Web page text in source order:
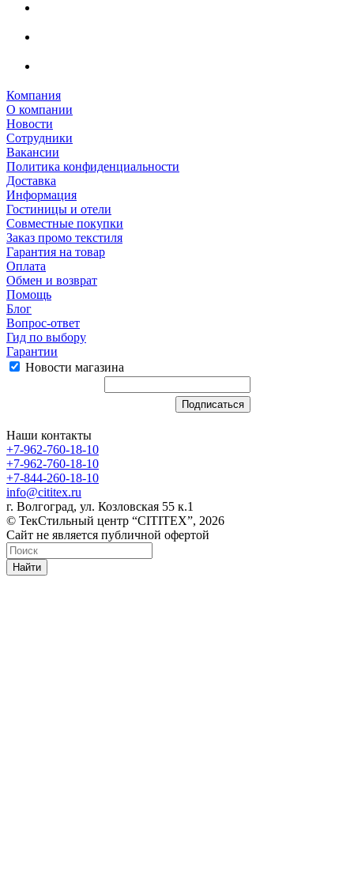
Компания
О компании
Новости
Сотрудники
Вакансии
Политика конфиденциальности
Доставка
Информация
Гостиницы и отели
Совместные покупки
Заказ промо текстиля
Гарантия на товар
Оплата
Обмен и возврат
Помощь
Блог
Вопрос-ответ
Гид по выбору
Гарантии
Новости магазина
Наши контакты
+7-962-760-18-10
+7-962-760-18-10
+7-844-260-18-10
info@cititex.ru
г. Волгоград, ул. Козловская 55 к.1
© ТекСтильный центр “CITITEX”, 2026
Сайт не является публичной офертой
Найти